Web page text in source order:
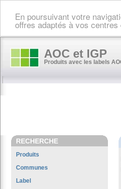
En poursuivant votre
offres adaptés à vos centres
AOC et IGP
Produits avec les labels
RECHERCHE
Produits
Communes
Label